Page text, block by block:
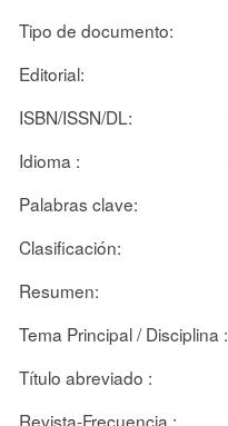
Tipo de documento:
Editorial:
ISBN/ISSN/DL:
Idioma :
Palabras clave:
Clasificación:
Resumen:
Tema Principal / Disciplina :
Título abreviado :
Revista-Frecuencia :